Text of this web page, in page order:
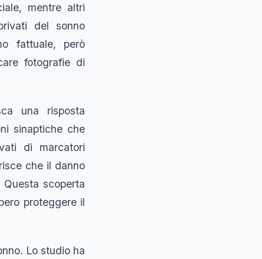
mentre altri
del sonno
fattuale, però
fotografie di
una risposta
sinaptiche che
di marcatori
che il danno
scoperta
proteggere il
Lo studio ha